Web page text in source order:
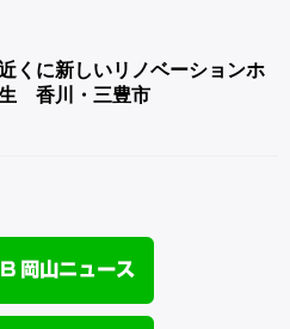
くに新しいリノベーションホ
香川・三豊市